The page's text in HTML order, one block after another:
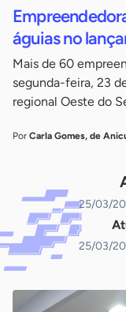
águias no
Mais de 60
segunda-feira, 23
regional Oeste do
Por Carla Gomes, de
25/03/
25/03/